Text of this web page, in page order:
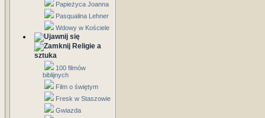
Papieżyca Joanna
Pasqualina Lehner
Wdowy w Kościele
Religie a
sztuka
100 filmów
biblijnych
Film o świętym
Fresk w Staszowie
Gwiazda